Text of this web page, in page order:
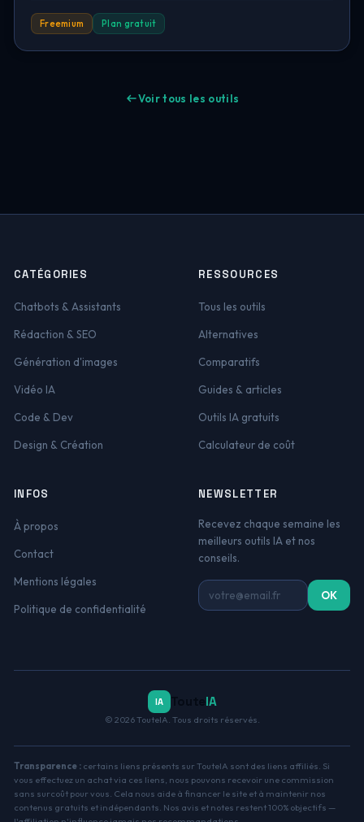
Freemium Plan gratuit
Voir tous les outils
CATÉGORIES
Chatbots & Assistants
Rédaction & SEO
Génération d'images
Vidéo IA
Code & Dev
Design & Création
RESSOURCES
Tous les outils
Alternatives
Comparatifs
Guides & articles
Outils IA gratuits
Calculateur de coût
INFOS
À propos
Contact
Mentions légales
Politique de confidentialité
NEWSLETTER
Recevez chaque semaine les
meilleurs outils IA et nos
conseils.
Adresse email OK
IA Toute IA
© 2026 TouteIA. Tous droits réservés.
Transparence :certains liens présents sur TouteIA sont des liens affiliés. Si
vous effectuez un achat via ces liens, nous pouvons recevoir une commission
sans surcoût pour vous. Cela nous aide à financer le site et à maintenir nos
contenus gratuits et indépendants. Nos avis et notes restent 100% objectifs —